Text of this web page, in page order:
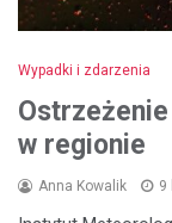
Wypadki i zdarzenia
w regionie
Anna Kowalik 9